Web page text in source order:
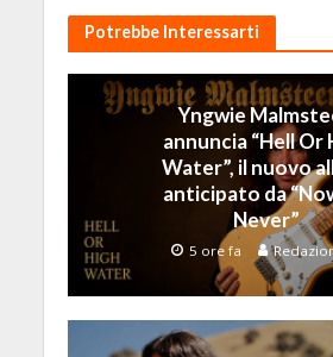
Potrebbe Interessarti
Yngwie
annuncia “Hell Or
Water”, il nuovo
anticipato da
Never”
5 ore fa